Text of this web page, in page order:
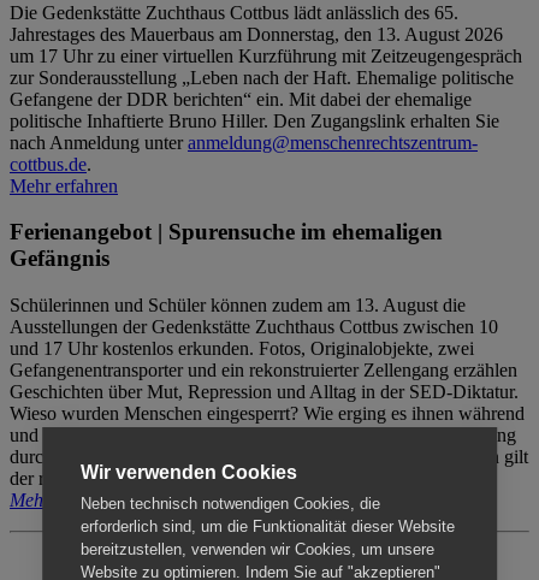
Die Gedenkstätte Zuchthaus Cottbus lädt anlässlich des 65.
Jahrestages des Mauerbaus am Donnerstag, den 13. August 2026
um 17 Uhr zu einer virtuellen Kurzführung mit Zeitzeugengespräch
zur Sonderausstellung „Leben nach der Haft. Ehemalige politische
Gefangene der DDR berichten“ ein. Mit dabei der ehemalige
politische Inhaftierte Bruno Hiller. Den Zugangslink erhalten Sie
nach Anmeldung unteranmeldung@menschenrechtszentrum-
cottbus.de.
Mehr erfahren
Ferienangebot | Spurensuche im ehemaligen
Gefängnis
Schülerinnen und Schüler können zudem am 13. August die
Ausstellungen der Gedenkstätte Zuchthaus Cottbus zwischen 10
und 17 Uhr kostenlos erkunden. Fotos, Originalobjekte, zwei
Gefangenentransporter und ein rekonstruierter Zellengang erzählen
Geschichten über Mut, Repression und Alltag in der SED-Diktatur.
Wieso wurden Menschen eingesperrt? Wie erging es ihnen während
und nach der Haft? Der Besuch erfolgt individuell ohne Betreuung
durch das Menschenrechtszentrum Cottbus. Für Begleitpersonen gilt
der reguläre Eintritt (8€ / ermäßigt 5€).
Mehr erfahren
Wir verwenden Cookies
Neben technisch notwendigen Cookies, die
erforderlich sind, um die Funktionalität dieser Website
bereitzustellen, verwenden wir Cookies, um unsere
Website zu optimieren. Indem Sie auf "akzeptieren"